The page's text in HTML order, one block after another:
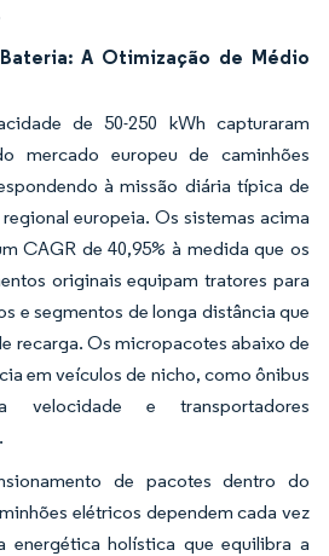
A Otimização de Médio
de 50-250 kWh capturaram
mercado europeu de caminhões
à missão diária típica de
europeia. Os sistemas acima
CAGR de 40,95% à medida que os
originais equipam tratores para
e segmentos de longa distância que
recarga. Os micropacotes abaixo de
em veículos de nicho, como ônibus
velocidade e transportadores
de pacotes dentro do
elétricos dependem cada vez
energética holística que equilibra a